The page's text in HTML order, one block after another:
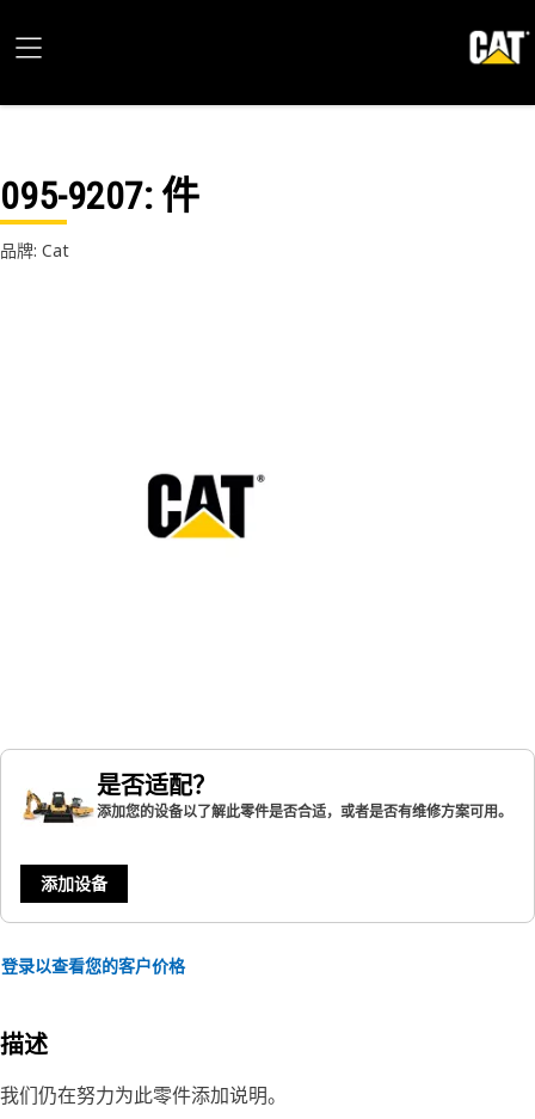
095-9207: 件
品牌: Cat
是否适配？
添加您的设备以了解此零件是否合适，或者是否有维修方案可用。
添加设备
登录以查看您的客户价格
描述
我们仍在努力为此零件添加说明。